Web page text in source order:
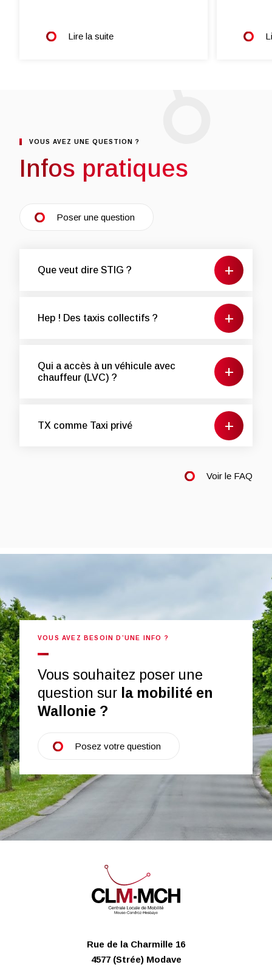
Lire la suite
Voir le FAQ
VOUS AVEZ UNE QUESTION ?
Infos pratiques
Poser une question
Que veut dire STIG ?
Hep ! Des taxis collectifs ?
Qui a accès à un véhicule avec
chauffeur (LVC) ?
TX comme Taxi privé
VOUS AVEZ BESOIN D’UNE INFO ?
Vous souhaitez poser une
question sur la mobilité en
Wallonie ?
Posez votre question
Rue de la Charmille 16
4577 (Strée) Modave